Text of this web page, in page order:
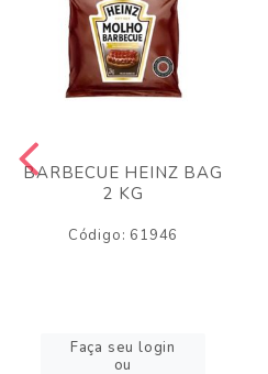
BARBECUE HEINZ BAG
2 KG
Código: 61946
Faça seu login
ou